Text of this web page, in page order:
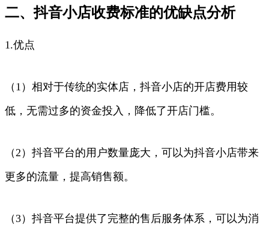
二、抖音小店收费标准的优缺点分析
1.优点
（1）相对于传统的实体店，抖音小店的开店费用较
低，无需过多的资金投入，降低了开店门槛。
（2）抖音平台的用户数量庞大，可以为抖音小店带来
更多的流量，提高销售额。
（3）抖音平台提供了完整的售后服务体系，可以为消